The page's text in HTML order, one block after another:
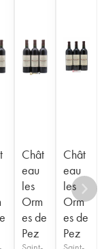
Chât
eau
les
Orm
es de
Pez
Chât
eau
les
Orm
es de
Pez